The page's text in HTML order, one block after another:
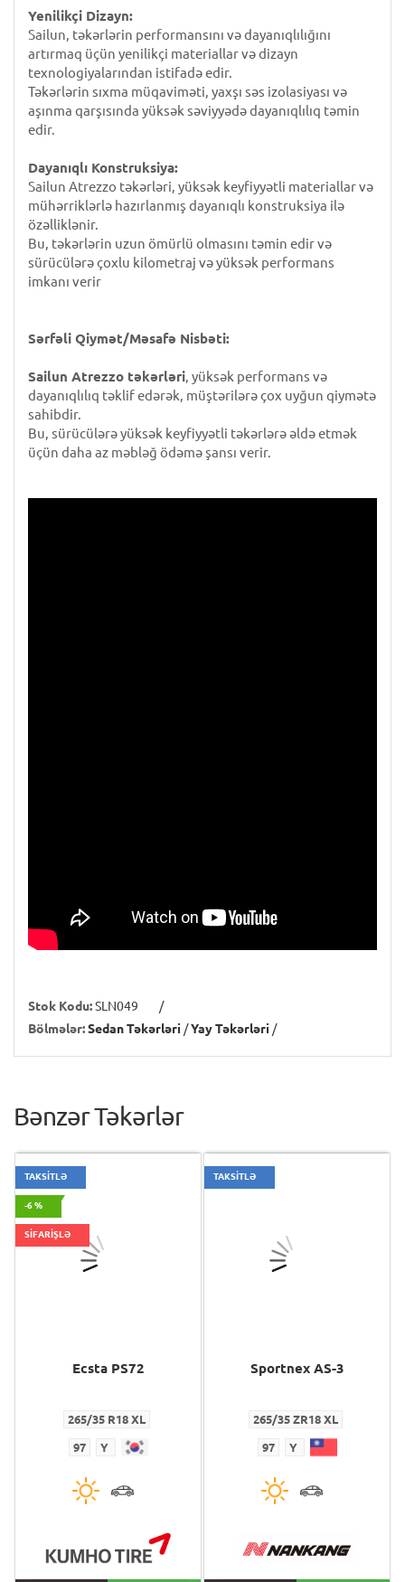
Yenilikçi Dizayn:
Sailun, təkərlərin performansını və dayanıqlılığını
artırmaq üçün yenilikçi materiallar və dizayn
texnologiyalarından istifadə edir.
Təkərlərin sıxma müqaviməti, yaxşı səs izolasiyası və
aşınma qarşısında yüksək səviyyədə dayanıqlılıq təmin
edir.
Dayanıqlı Konstruksiya:
Sailun Atrezzo təkərləri, yüksək keyfiyyətli materiallar və
mühərriklərlə hazırlanmış dayanıqlı konstruksiya ilə
özəlliklənir.
Bu, təkərlərin uzun ömürlü olmasını təmin edir və
sürücülərə çoxlu kilometraj və yüksək performans
imkanı verir
Sərfəli Qiymət/Məsafə Nisbəti:
Sailun Atrezzo təkərləri, yüksək performans və
dayanıqlılıq təklif edərək, müştərilərə çox uyğun qiymətə
sahibdir.
Bu, sürücülərə yüksək keyfiyyətli təkərlərə əldə etmək
üçün daha az məbləğ ödəmə şansı verir.
Stok Kodu:SLN049
/
Bölmələr:Sedan Təkərləri /Yay Təkərləri /
Bənzər Təkərlər
TAKSİTLƏ
-6 %
SİFARİŞLƏ
Ecsta PS72
265/35 R18 XL
97 Y
TAKSİTLƏ
Sportnex AS-3
265/35 ZR18 XL
97 Y